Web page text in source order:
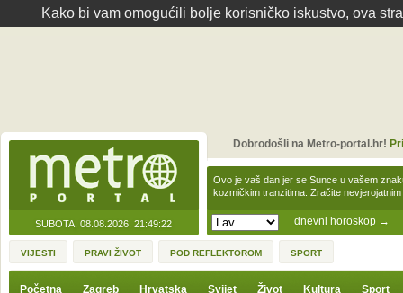
Kako bi vam omogućili bolje korisničko iskustvo, ova
SUBOTA, 08.08.2026. 21:49:22 dnevni horoskop →
Ovo je vaš dan jer se Sunce u vašem
kozmičkim tranzitima. Zračite
Dobrodošli na Metro-portal.hr!
VIJESTI PRAVI ŽIVOT POD REFLEKTOROM SPORT
Početna Zagreb Hrvatska Svijet Život Kultura Sport